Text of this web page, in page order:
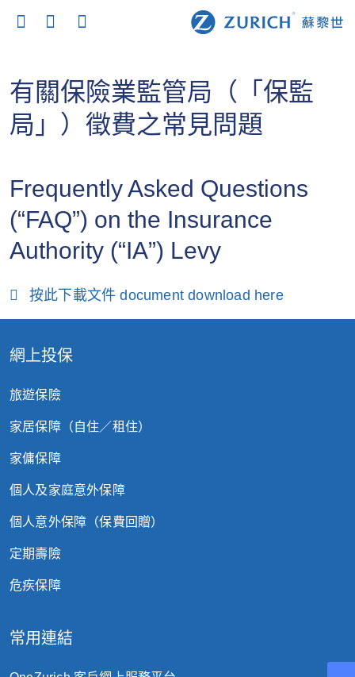
有關保險業監管局（「保監
局」）徵費之常見問題
Frequently Asked Questions
(“FAQ”) on the Insurance
Authority (“IA”) Levy
按此下載文件 document download here
網上投保
旅遊保險
家居保障（自住／租住）
家傭保障
個人及家庭意外保障
個人意外保障（保費回贈）
定期壽險
危疾保障
常用連結